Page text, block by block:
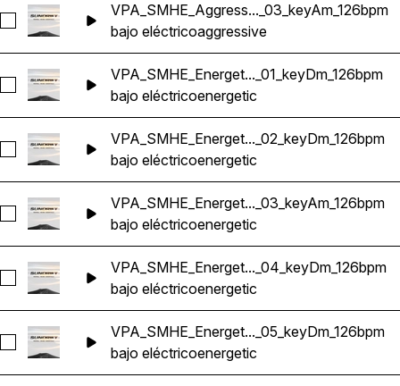
Seleccionar
VPA_SMHE_Aggress..._03_keyAm_126bpm
bajo eléctricoaggressive
Seleccionar VPA_SMHE_Energetic_Bass_01_keyDm_126bpm
VPA_SMHE_Energet..._01_keyDm_126bpm
bajo eléctricoenergetic
Seleccionar VPA_SMHE_Energetic_Bass_02_keyDm_126bpm
VPA_SMHE_Energet..._02_keyDm_126bpm
bajo eléctricoenergetic
Seleccionar VPA_SMHE_Energetic_Bass_03_keyAm_126bpm
VPA_SMHE_Energet..._03_keyAm_126bpm
bajo eléctricoenergetic
Seleccionar VPA_SMHE_Energetic_Bass_04_keyDm_126bpm
VPA_SMHE_Energet..._04_keyDm_126bpm
bajo eléctricoenergetic
Seleccionar VPA_SMHE_Energetic_Bass_05_keyDm_126bpm
VPA_SMHE_Energet..._05_keyDm_126bpm
bajo eléctricoenergetic